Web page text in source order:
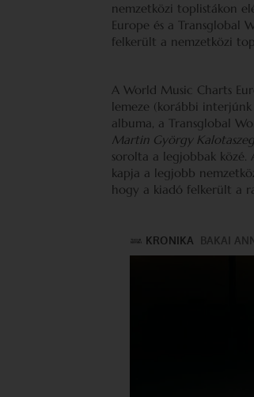
nemzetközi toplistákon
Europe és a Transglobal
felkerült a nemzetközi
A World Music Charts
lemeze (korábbi
albuma, a Transglobal
Martin György
sorolta a legjobbak közé.
kapja a legjobb
hogy a kiadó felkerült a